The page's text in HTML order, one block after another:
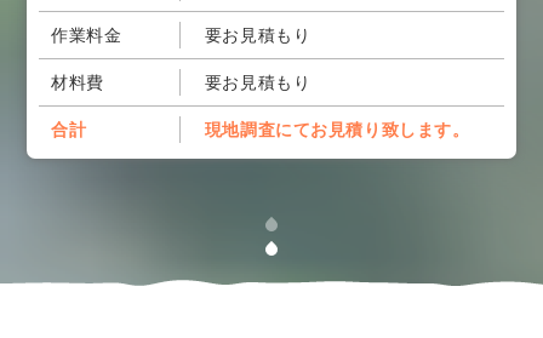
作業料金 要お見積もり
材料費 要お見積もり
合計 現地調査にてお見積り致します。